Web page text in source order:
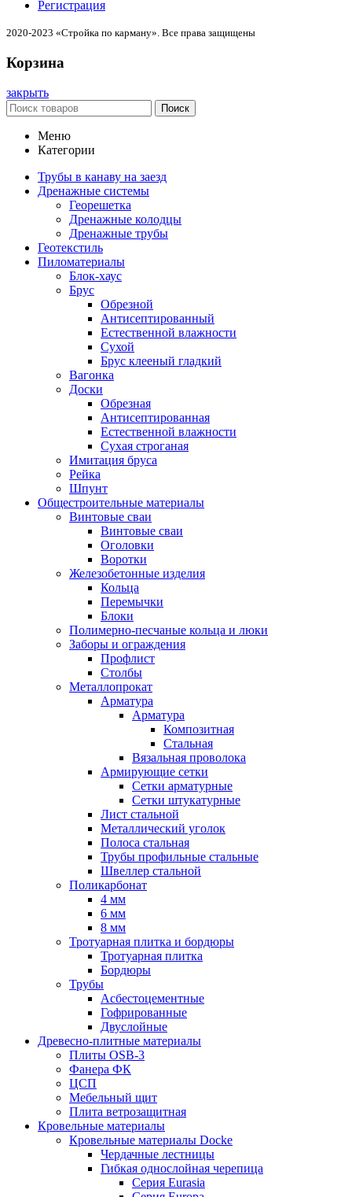
Регистрация
2020-2023 «Стройка по карману». Все права защищены
Корзина
закрыть
Поиск
Меню
Категории
Трубы в канаву на заезд
Дренажные системы
Георешетка
Дренажные колодцы
Дренажные трубы
Геотекстиль
Пиломатериалы
Блок-хаус
Брус
Обрезной
Антисептированный
Естественной влажности
Сухой
Брус клееный гладкий
Вагонка
Доски
Обрезная
Антисептированная
Естественной влажности
Сухая строганая
Имитация бруса
Рейка
Шпунт
Общестроительные материалы
Винтовые сваи
Винтовые сваи
Оголовки
Воротки
Железобетонные изделия
Кольца
Перемычки
Блоки
Полимерно-песчаные кольца и люки
Заборы и ограждения
Профлист
Столбы
Металлопрокат
Арматура
Арматура
Композитная
Стальная
Вязальная проволока
Армирующие сетки
Сетки арматурные
Сетки штукатурные
Лист стальной
Металлический уголок
Полоса стальная
Трубы профильные стальные
Швеллер стальной
Поликарбонат
4 мм
6 мм
8 мм
Тротуарная плитка и бордюры
Тротуарная плитка
Бордюры
Трубы
Асбестоцементные
Гофрированные
Двуслойные
Древесно-плитные материалы
Плиты OSB-3
Фанера ФК
ЦСП
Мебельный щит
Плита ветрозащитная
Кровельные материалы
Кровельные материалы Docke
Чердачные лестницы
Гибкая однослойная черепица
Серия Eurasia